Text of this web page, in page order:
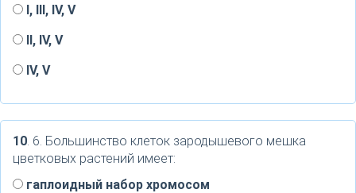
I, III, IV, V
II, IV, V
IV, V
10. 6. Большинство клеток зародышевого мешка
цветковых растений имеет:
гаплоидный набор хромосом